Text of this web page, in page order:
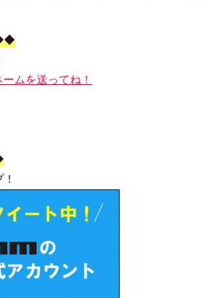
ムを送ってね！